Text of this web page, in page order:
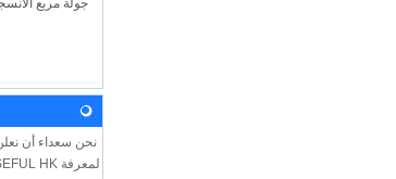
جولة مربع
وفي
المبادئ
نحن سعداء أن